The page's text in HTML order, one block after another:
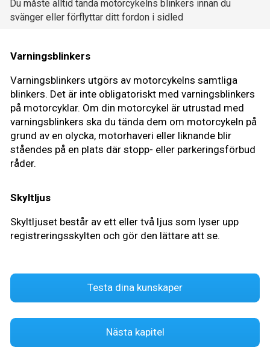
Du måste alltid tända motorcykelns blinkers innan du
svänger eller förflyttar ditt fordon i sidled
Varningsblinkers
Varningsblinkers utgörs av motorcykelns samtliga
blinkers. Det är inte obligatoriskt med varningsblinkers
på motorcyklar. Om din motorcykel är utrustad med
varningsblinkers ska du tända dem om motorcykeln på
grund av en olycka, motorhaveri eller liknande blir
ståendes på en plats där stopp- eller parkeringsförbud
råder.
Skyltljus
Skyltljuset består av ett eller två ljus som lyser upp
registreringsskylten och gör den lättare att se.
Testa dina kunskaper
Nästa kapitel